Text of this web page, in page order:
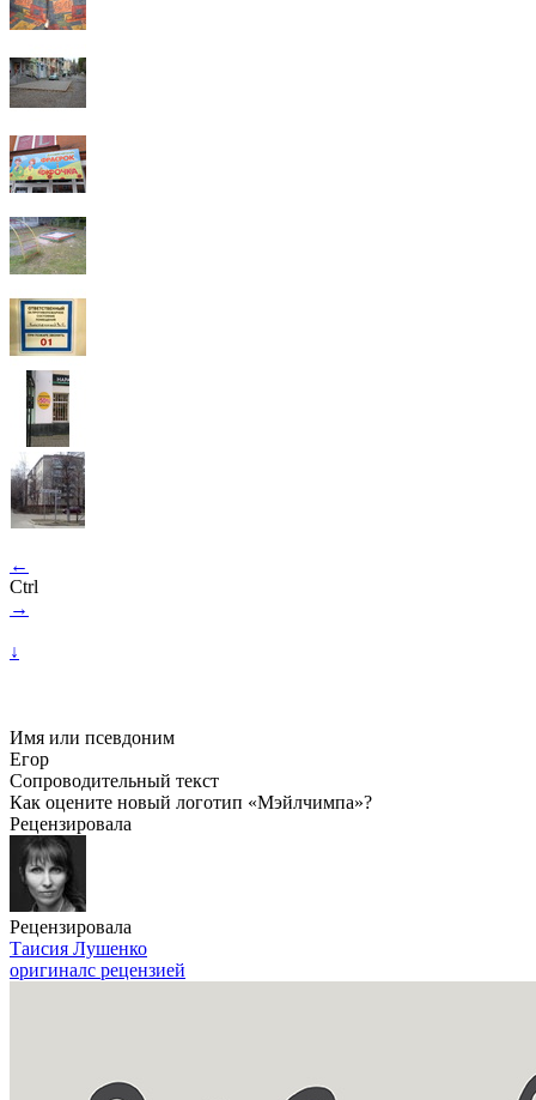
←
Ctrl
→
↓
Имя или псевдоним
Егор
Сопроводительный текст
Как оцените новый логотип «Мэйлчимпа»?
Рецензировала
Рецензировала
Таисия Лушенко
оригиналс рецензией